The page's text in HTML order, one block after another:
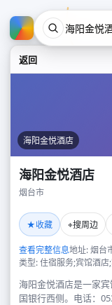
返回
海阳金悦酒店
海阳金悦酒店
烟台市
★收藏 ⌖搜周边
查看完整信息地址: 烟台
类型: 住宿服务;宾馆酒店
海阳金悦酒店是一家
国银行西侧。电话：